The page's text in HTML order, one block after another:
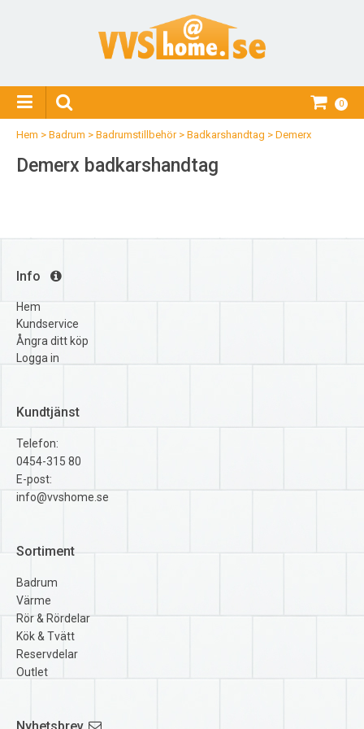
0
Hem > Badrum > Badrumstillbehör> Badkarshandtag > Demerx
Demerx badkarshandtag
Info
Hem
Kundservice
Ångra ditt köp
Logga in
Kundtjänst
Telefon:
0454-315 80
E-post:
info@vvshome.se
Sortiment
Badrum
Värme
Rör & Rördelar
Kök & Tvätt
Reservdelar
Outlet